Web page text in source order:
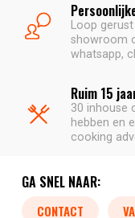
Loop
showroom
whatsapp,
Ruim 15
30 inhouse
hebben en
cooking
GA SNEL NAAR:
CONTACT